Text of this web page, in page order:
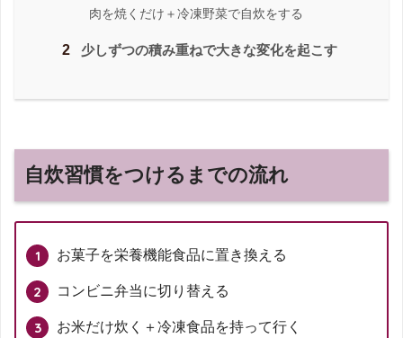
肉を焼くだけ＋冷凍野菜で自炊をする
2 少しずつの積み重ねで大きな変化を起こす
自炊習慣をつけるまでの流れ
お菓子を栄養機能食品に置き換える
コンビニ弁当に切り替える
お米だけ炊く＋冷凍食品を持って行く